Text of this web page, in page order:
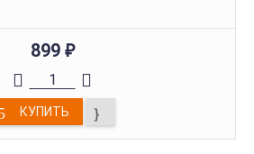
899 ₽
КУПИТЬ